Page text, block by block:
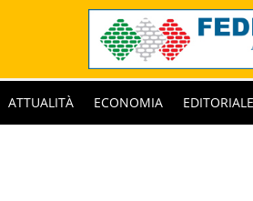
ATTUALITÀ ECONOMIA EDITORIALE